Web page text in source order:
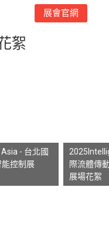
展會官網
絮
- 台北國
能控制展
際流體傳
展場花絮